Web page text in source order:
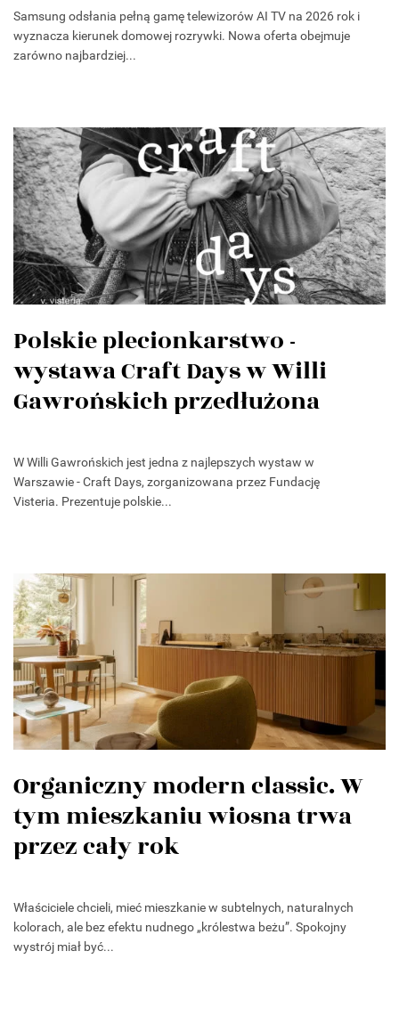
Samsung odsłania pełną gamę telewizorów AI TV na 2026 rok i
wyznacza kierunek domowej rozrywki. Nowa oferta obejmuje
zarówno najbardziej...
Polskie plecionkarstwo -
wystawa Craft Days w Willi
Gawrońskich przedłużona
W Willi Gawrońskich jest jedna z najlepszych wystaw w
Warszawie - Craft Days, zorganizowana przez Fundację
Visteria. Prezentuje polskie...
Organiczny modern classic. W
tym mieszkaniu wiosna trwa
przez cały rok
Właściciele chcieli, mieć mieszkanie w subtelnych, naturalnych
kolorach, ale bez efektu nudnego „królestwa beżu”. Spokojny
wystrój miał być...